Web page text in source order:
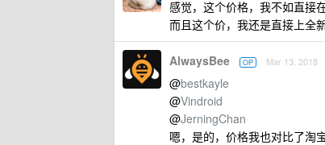
感觉，这个价格，我不如直接
而且这个价，我还是直接上全
AlwaysBee OP Mar 13, 2018
@bestkayle
@Vindroid
@JerningChan
嗯，是的，价格我也对比了淘